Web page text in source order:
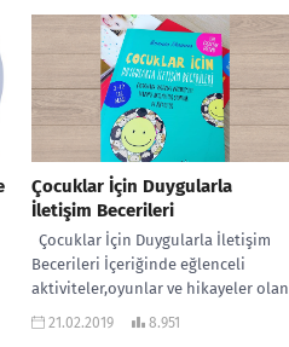
Çocuklar İçin Duygularla
İletişim Becerileri
Çocuklar İçin Duygularla İletişim
Becerileri İçeriğinde eğlenceli
aktiviteler,oyunlar ve hikayeler olan
kitabımız 13 sayfadan
21.02.2019 8.951